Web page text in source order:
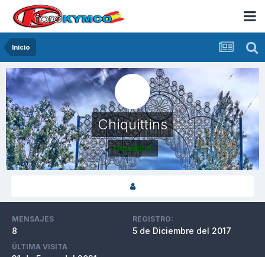
Inicio
Chiquittins
Usuarios
MENSAJES
8
REGISTRO:
5 de Diciembre del 2017
ÚLTIMA VISITA